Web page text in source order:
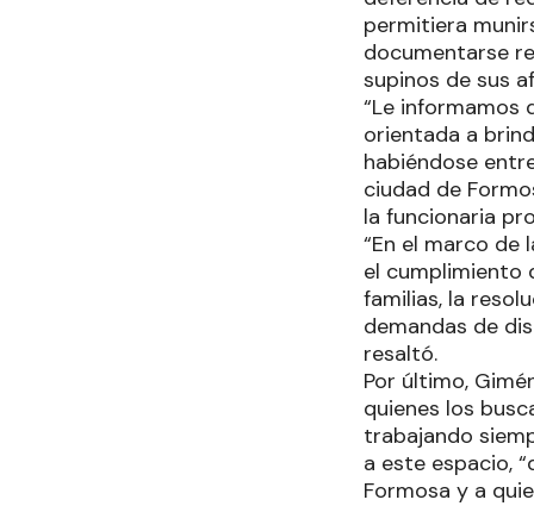
permitiera
documentarse
supinos de sus
“Le informamos
orientada a
habiéndose
ciudad de
la funcionaria
“En el marco
el cumplimiento
familias, la
demandas de
resaltó.
Por último,
quienes los
trabajando
a este espacio,
Formosa y a